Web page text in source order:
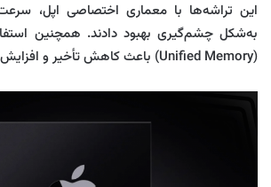
این تراشه‌ها با معماری اختصاصی اپل،
به‌شکل چشم‌گیری بهبود دادند. همچنین
(Unified Memory) باعث کاهش تأخیر و افزایش عملکرد شد.